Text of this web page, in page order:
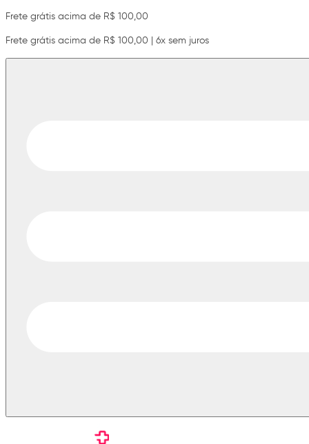
Frete grátis acima de R$ 100,00
Frete grátis acima de R$ 100,00 | 6x sem juros